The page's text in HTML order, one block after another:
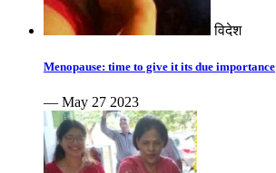
विदेश
Menopause: time to give it its due importance
— May 27 2023